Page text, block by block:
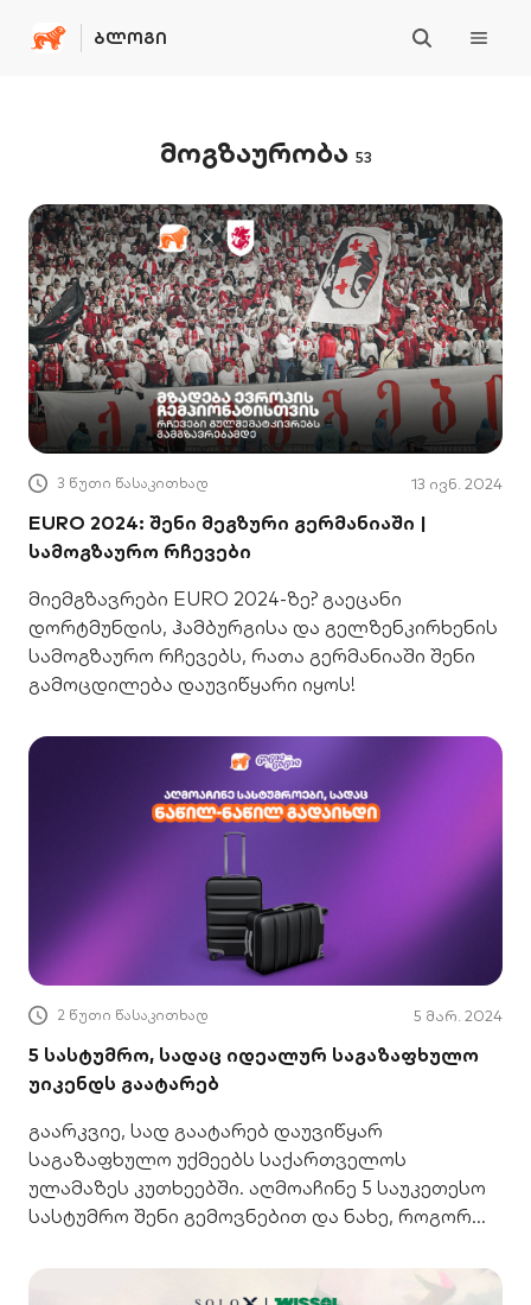
ᲑᲚᲝᲒᲘ
მოგზაურობა 53
3 წუთი წასაკითხად 13 ივნ. 2024
EURO 2024: შენი მეგზური გერმანიაში |
სამოგზაურო რჩევები
მიემგზავრები EURO 2024-ზე? გაეცანი
დორტმუნდის, ჰამბურგისა და გელზენკირხენის
სამოგზაურო რჩევებს, რათა გერმანიაში შენი
გამოცდილება დაუვიწყარი იყოს!
2 წუთი წასაკითხად 5 მარ. 2024
5 სასტუმრო, სადაც იდეალურ საგაზაფხულო
უიკენდს გაატარებ
გაარკვიე, სად გაატარებ დაუვიწყარ
საგაზაფხულო უქმეებს საქართველოს
ულამაზეს კუთხეებში. აღმოაჩინე 5 საუკეთესო
სასტუმრო შენი გემოვნებით და ნახე, როგორ